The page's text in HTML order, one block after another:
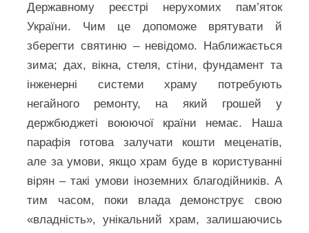
Державному реєстрі нерухомих пам’яток
України. Чим це допоможе врятувати й
зберегти святиню – невідомо. Наближається
зима; дах, вікна, стеля, стіни, фундамент та
інженерні системи храму потребують
негайного ремонту, на який грошей у
держбюджеті воюючої країни немає. Наша
парафія готова залучати кошти меценатів,
але за умови, якщо храм буде в користуванні
вірян – такі умови іноземних благодійників. А
тим часом, поки влада демонструє свою
«владність», унікальний храм, залишаючись